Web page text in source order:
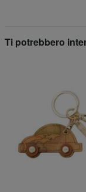
Ti potrebbero